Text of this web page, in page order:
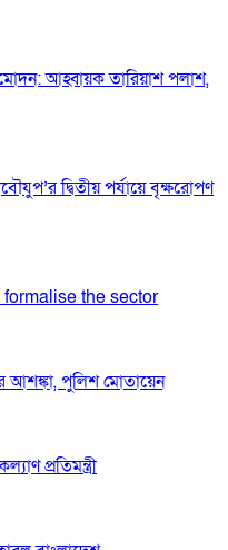
আহ্বায়ক তারিয়াশ পলাশ,
দ্বিতীয় পর্যায়ে বৃক্ষরোপণ
the sector
আশঙ্কা, পুলিশ মোতায়েন
প্রতিমন্ত্রী